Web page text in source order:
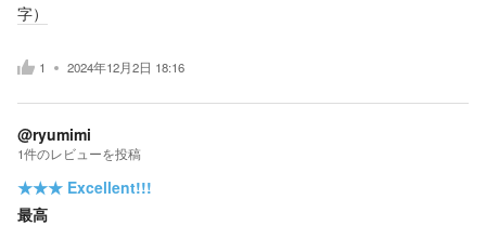
字）
1 2024年12月2日 18:16
@ryumimi
1件のレビューを投稿
★★★ Excellent!!!
最高